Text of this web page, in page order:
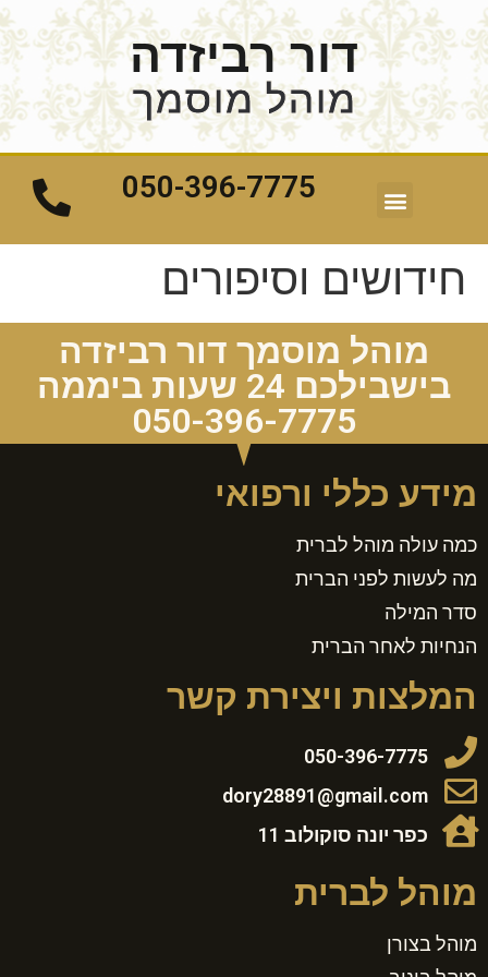
דור רביזדה
מוהל מוסמך
050-396-7775
חידושים וסיפורים
מוהל מוסמך דור רביזדה
בישבילכם 24 שעות ביממה
050-396-7775
מידע כללי ורפואי
כמה עולה מוהל לברית
מה לעשות לפני הברית
סדר המילה
הנחיות לאחר הברית
המלצות ויצירת קשר
050-396-7775
dory28891@gmail.com
כפר יונה סוקולוב 11
מוהל לברית
מוהל בצורן